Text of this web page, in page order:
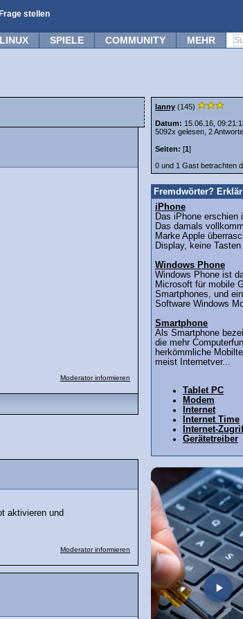
Frage stellen
LINUX SPIELE COMMUNITY MEHR
Moderator informieren
aktivieren und
Moderator informieren
lanny (145)
Datum: 15.06.16,
5092x gelesen, 2
Seiten: [1]
0 und 1 Gast betrachten
Fremdwörter?
iPhone
Das iPhone erschien
Das damals
Marke Apple
Display, keine Tasten
Windows Phone
Windows Phone ist
Microsoft für mobile
Smartphones, und
Software Windows
Smartphone
Als Smartphone
die mehr
herkömmliche
meist Internetver...
Tablet PC
Modem
Internet
Internet Time
Internet-
Gerätetreiber